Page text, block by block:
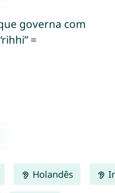
governa com
=
Holandês